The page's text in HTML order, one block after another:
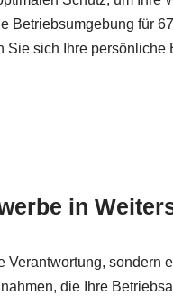
Betriebsumgebung für
sich Ihre
in
die Ihre